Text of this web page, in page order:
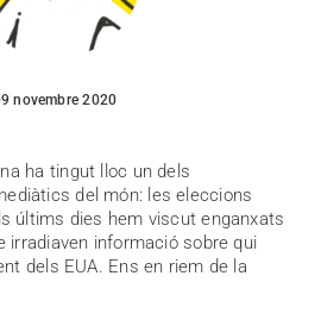
novembre 2020
ha tingut lloc un dels
del món: les eleccions
últims dies hem viscut enganxats
irradiaven informació sobre qui
dels EUA. Ens en riem de la